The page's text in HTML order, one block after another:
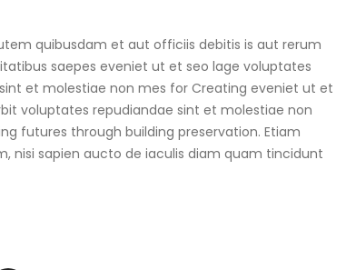
quibusdam et aut officiis debitis is aut rerum
saepes eveniet ut et seo lage voluptates
et molestiae non mes for Creating eveniet ut et
voluptates repudiandae sint et molestiae non
futures through building preservation. Etiam
nisi sapien aucto de iaculis diam quam tincidunt